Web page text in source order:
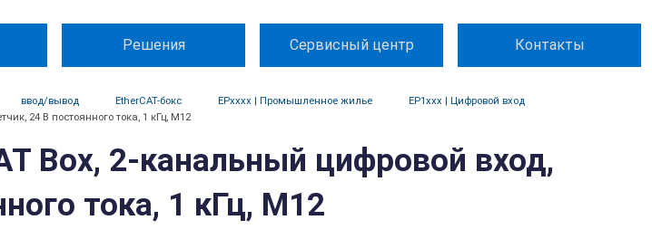
Решения Сервисный центр Контакты
ввод/вывод EtherCAT-бокс EPxxxx | Промышленное жилье
EP1xxx | Цифровой вход
24 В постоянного тока, 1 кГц, M12
Box, 2-канальный цифровой вход,
тока, 1 кГц, M12